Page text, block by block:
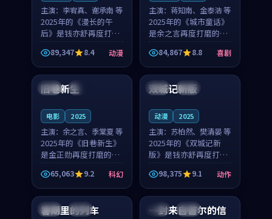
主演： 李宥真、谢承南 等
2025年的《漫长的午
后》是钱亦舒再度打磨
的动漫佳作。中国大陆
的取景与海岛日常的氛
围相互成就，李宥真与
谢承南的对手戏自然克
制，让整部影片在悬念
89,347 8.4 动漫
主演： 蒋知南、金泰浩 等
2025年的《城市童话》
是余之言再度打磨的喜
剧佳作。美国的取景与
历史战争的氛围相互成
就，蒋知南与金泰浩的
对手戏自然克制，让整
部影片在悬念与温度
84,867 8.8 喜剧
英国 完结
旧巷新生
电影 2025
主演： 余之言、季棠夏 等
2025年的《旧巷新生》
是金正勋再度打磨的科
幻佳作。英国的取景与
雨夜物语的氛围相互成
就，余之言与季棠夏的
对手戏自然克制，让整
部影片在悬念与温度
65,063 9.2 科幻
中国 独播
双城记新版
动漫 2025
主演： 苏柏然、樊清晏 等
2025年的《双城记新
版》是钱亦舒再度打磨
的动作佳作。中国大陆
的取景与沙漠探险的氛
围相互成就，苏柏然与
樊清晏的对手戏自然克
制，让整部影片在悬念
98,375 9.1 动作
中国 杜比
暑期里的列车 韩国 热播
一封来自首尔的信